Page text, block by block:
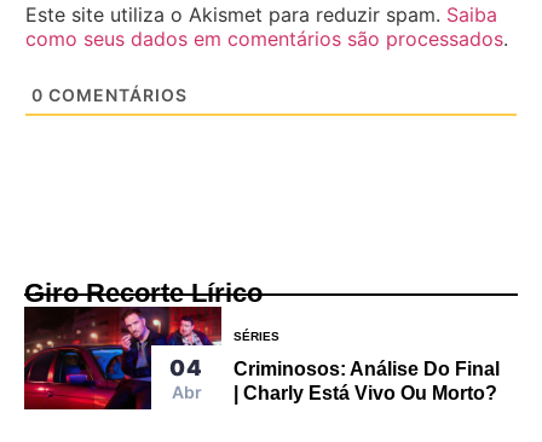
Este site utiliza o Akismet para reduzir spam. Saiba
como seus dados em comentários são processados.
0 COMENTÁRIOS
Giro Recorte Lírico
04
Abr
SÉRIES
Criminosos: Análise Do Final
| Charly Está Vivo Ou Morto?